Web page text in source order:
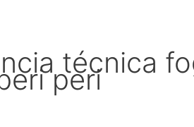
técnica
peri